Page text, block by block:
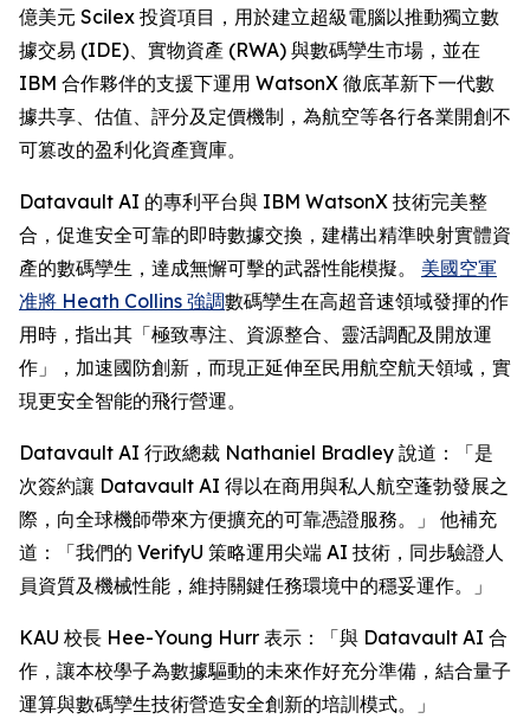
億美元 Scilex 投資項目，用於建立超級電腦以推動獨立數
據交易 (IDE)、實物資產 (RWA) 與數碼孿生市場，並在
IBM 合作夥伴的支援下運用 WatsonX 徹底革新下一代數
據共享、估值、評分及定價機制，為航空等各行各業開創不
可篡改的盈利化資產寶庫。
Datavault AI 的專利平台與 IBM WatsonX 技術完美整
合，促進安全可靠的即時數據交換，建構出精準映射實體資
產的數碼孿生，達成無懈可擊的武器性能模擬。 美國空軍
准將 Heath Collins 強調數碼孿生在高超音速領域發揮的作
用時，指出其「極致專注、資源整合、靈活調配及開放運
作」，加速國防創新，而現正延伸至民用航空航天領域，實
現更安全智能的飛行營運。
Datavault AI 行政總裁 Nathaniel Bradley 說道：「是
次簽約讓 Datavault AI 得以在商用與私人航空蓬勃發展之
際，向全球機師帶來方便擴充的可靠憑證服務。」 他補充
道：「我們的 VerifyU 策略運用尖端 AI 技術，同步驗證人
員資質及機械性能，維持關鍵任務環境中的穩妥運作。」
KAU 校長 Hee-Young Hurr 表示：「與 Datavault AI 合
作，讓本校學子為數據驅動的未來作好充分準備，結合量子
運算與數碼孿生技術營造安全創新的培訓模式。」